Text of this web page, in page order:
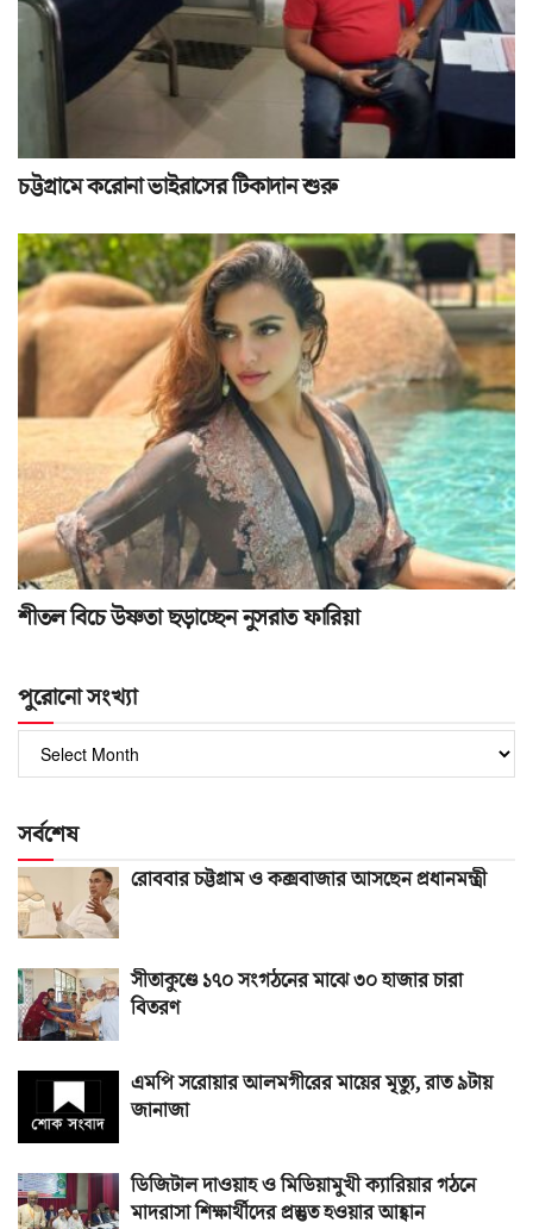
চট্টগ্রামে করোনা ভাইরাসের টিকাদান শুরু
শীতল বিচে উষ্ণতা ছড়াচ্ছেন নুসরাত ফারিয়া
পুরোনো সংখ্যা
সংখ্যা
সর্বশেষ
রোববার চট্টগ্রাম ও কক্সবাজার আসছেন প্রধানমন্ত্রী
সীতাকুণ্ডে ১৭০ সংগঠনের মাঝে ৩০ হাজার চারা
বিতরণ
এমপি সরোয়ার আলমগীরের মায়ের মৃত্যু, রাত ৯টায়
জানাজা
ডিজিটাল দাওয়াহ ও মিডিয়ামুখী ক্যারিয়ার গঠনে
মাদরাসা শিক্ষার্থীদের প্রস্তুত হওয়ার আহ্বান